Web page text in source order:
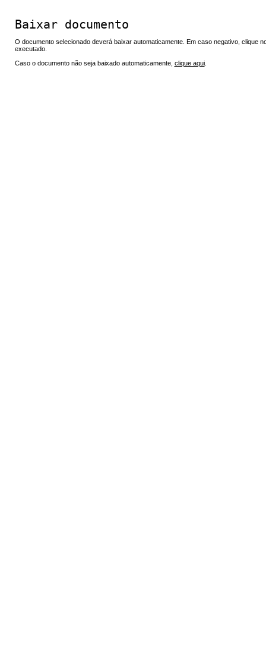
Baixar documento
O documento selecionado deverá baixar automaticamente. Em caso negativo, clique
executado.
Caso o documento não seja baixado automaticamente, clique aqui.